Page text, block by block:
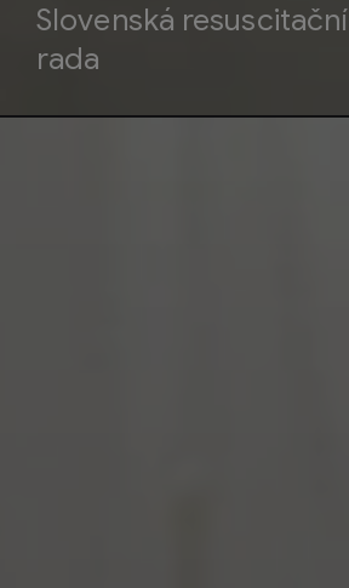
Slovenská resuscitační
rada